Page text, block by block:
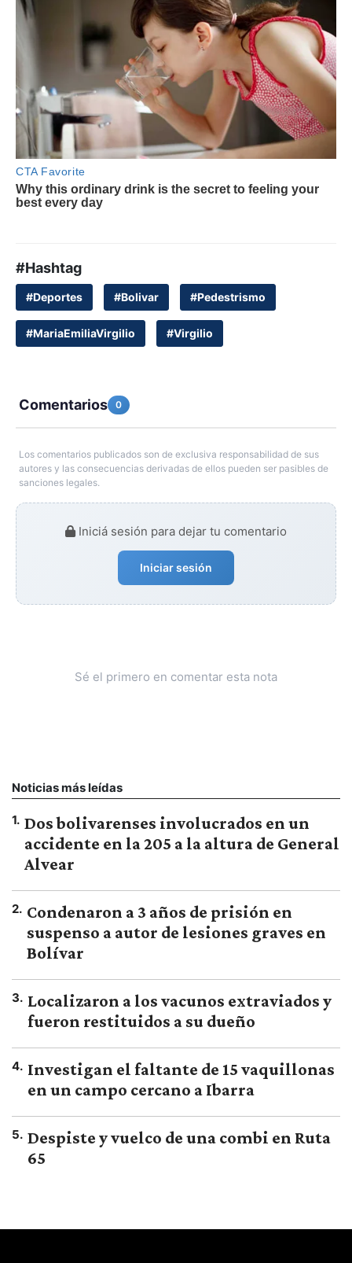
#Hashtag
#Deportes #Bolivar #Pedestrismo
#MariaEmiliaVirgilio #Virgilio
Comentarios 0
Los comentarios publicados son de exclusiva responsabilidad de sus
autores y las consecuencias derivadas de ellos pueden ser pasibles de
sanciones legales.
Iniciá sesión para dejar tu comentario
Iniciar sesión
Sé el primero en comentar esta nota
Noticias más leídas
1. Dos bolivarenses involucrados en un
accidente en la 205 a la altura de General
Alvear
2. Condenaron a 3 años de prisión en
suspenso a autor de lesiones graves en
Bolívar
3. Localizaron a los vacunos extraviados y
fueron restituidos a su dueño
4. Investigan el faltante de 15 vaquillonas
en un campo cercano a Ibarra
5. Despiste y vuelco de una combi en Ruta
65